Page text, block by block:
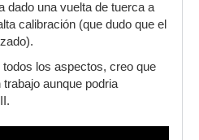
dado una vuelta de tuerca a
calibración (que dudo que el
los aspectos, creo que
aunque podria